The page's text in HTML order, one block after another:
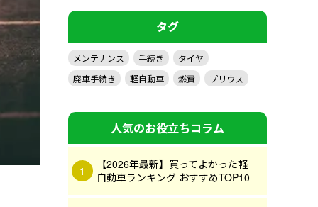
タグ
メンテナンス 手続き
タイヤ
廃車手続き
軽自動車 燃費 プリウス
人気のお役立ちコラム
【2026年最新】買ってよかった軽
自動車ランキング おすすめTOP10